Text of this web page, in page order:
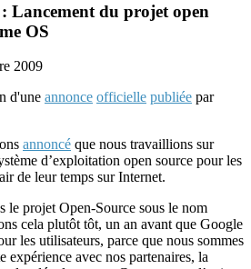
Lancement du projet open
OS
2009
d'une annonce officielle publiée par
annoncé que nous travaillions sur
d’exploitation open source pour les
de leur temps sur Internet.
le projet Open-Source sous le nom
cela plutôt tôt, un an avant que Google
les utilisateurs, parce que nous sommes
expérience avec nos partenaires, la